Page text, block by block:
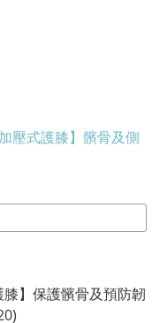
壓式護膝】髕骨及側